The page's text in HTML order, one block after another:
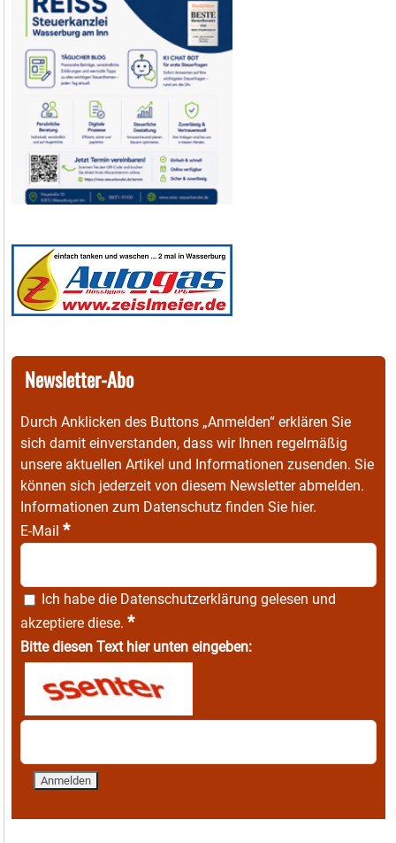
Newsletter-Abo
Durch Anklicken des Buttons „Anmelden“ erklären Sie
sich damit einverstanden, dass wir Ihnen regelmäßig
unsere aktuellen Artikel und Informationen zusenden. Sie
können sich jederzeit von diesem Newsletter abmelden.
Informationen zum Datenschutz finden Sie hier.
E-Mail *
Ich habe die Datenschutzerklärung gelesen und
akzeptiere diese. *
Bitte diesen Text hier unten eingeben: